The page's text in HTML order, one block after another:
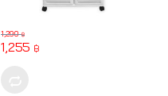
1,255 ฿
1,290฿